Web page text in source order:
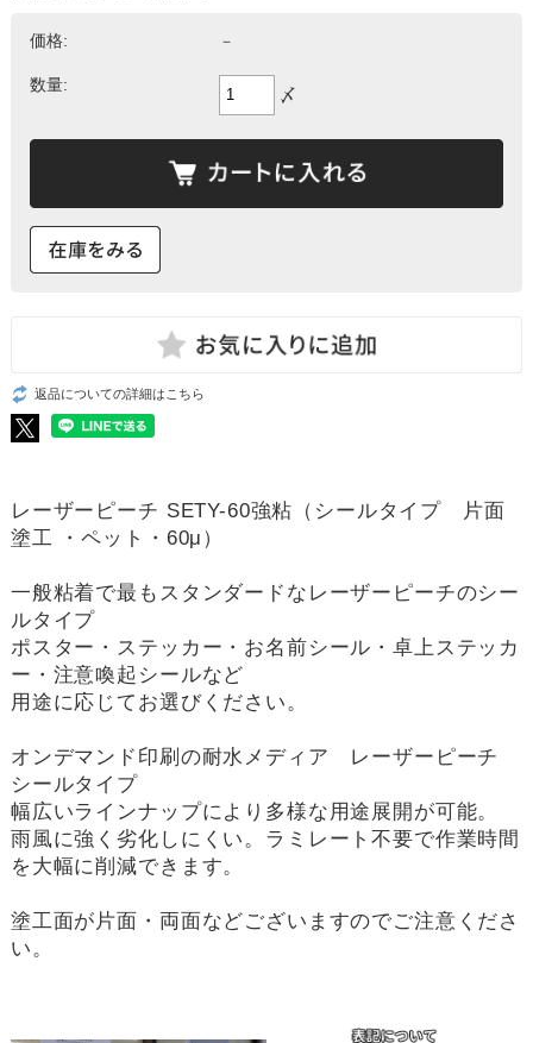
価格: －
数量:
〆
返品についての詳細はこちら
レーザーピーチ SETY-60強粘（シールタイプ 片面
塗工 ・ペット・60μ）
一般粘着で最もスタンダードなレーザーピーチのシー
ルタイプ
ポスター・ステッカー・お名前シール・卓上ステッカ
ー・注意喚起シールなど
用途に応じてお選びください。
オンデマンド印刷の耐水メディア レーザーピーチ
シールタイプ
幅広いラインナップにより多様な用途展開が可能。
雨風に強く劣化しにくい。ラミレート不要で作業時間
を大幅に削減できます。
塗工面が片面・両面などございますのでご注意くださ
い。